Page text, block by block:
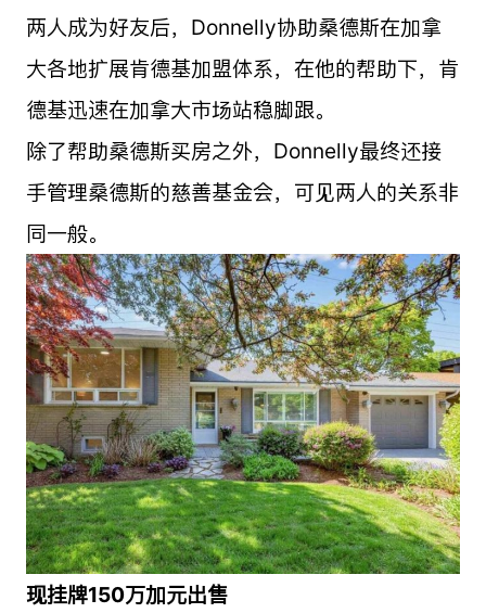
两人成为好友后，Donnelly协助桑德斯在加拿
大各地扩展肯德基加盟体系，在他的帮助下，肯
德基迅速在加拿大市场站稳脚跟。
除了帮助桑德斯买房之外，Donnelly最终还接
手管理桑德斯的慈善基金会，可见两人的关系非
同一般。
现挂牌150万加元出售